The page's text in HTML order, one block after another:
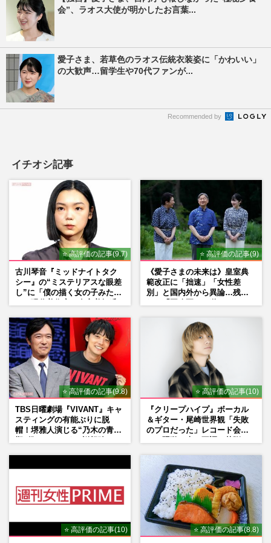
会”、ラオス大使が明かしたお言葉...
愛子さま、若草色のラオス伝統衣装姿に「かわいい」
の大歓声…留学生や70代ファンが...
Recommended by
イチオシ記事
⭐ 高評価の記事(9.7)
古川琴音『ミッドナイトタク
シー』の“ミステリアスな眼差
し”に「僕の描く女の子みた
⭐ 高評価の記事(9)
《愛子さまの未来は》皇室典
範改正に「拙速」「女性差
別」と国内外から異論…残さ
⭐ 高評価の記事(9.8)
TBS日曜劇場『VIVANT』キャ
スティングの有能ぶりに脱
帽！堺雅人演じる“乃木の青年
⭐ 高評価の記事(10)
『クリープハイプ』ボーカル
＆ギター・尾崎世界観「失敗
のプロだった」レコード会社
⭐ 高評価の記事(10) ⭐ 高評価の記事(8.8)